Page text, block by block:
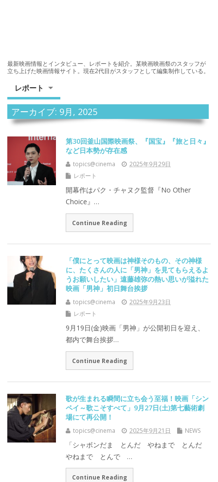
最新映画情報とインタビュー、レポートを紹介。某映画映画祭のスタッフが
立ち上げた映画情報サイト。現在2代目がスタッフとして編集制作している。
レポート
アーカイブ: 9月, 2025
第30回釜山国際映画祭、『国宝』『旅と日々』
など日本勢が存在感
topics@cinema
2025年9月29日
レポート
開幕作はパク・チャヌク監督『No Other
Choice』…
Continue Reading
「僕にとって映画は神様そのもの、その神様
に、たくさんの人に「男神」を見てもらえるよ
うお願いしたい」遠藤雄弥の熱い思いが溢れた
映画「男神」初日舞台挨拶
topics@cinema
2025年9月23日
レポート
9月19日(金)映画「男神」が公開初日を迎え、
都内で舞台挨拶…
Continue Reading
歌が生まれる瞬間に立ち会う至福！映画「シン
ペイ～歌こそすべて」9月27日(土)第七藝術劇
場にて再公開！
topics@cinema 2025年9月21日 NEWS
「シャボンだま とんだ やねまで とんだ
やねまで とんで …
Continue Reading